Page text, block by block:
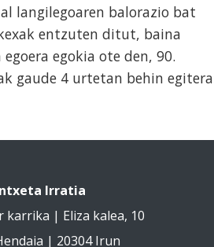
langilegoaren balorazio bat
entzuten ditut, baina
egokia ote den, 90.
gaude 4 urtetan behin
Irratia
karrika | Eliza kalea, 10
| 20304 Irun